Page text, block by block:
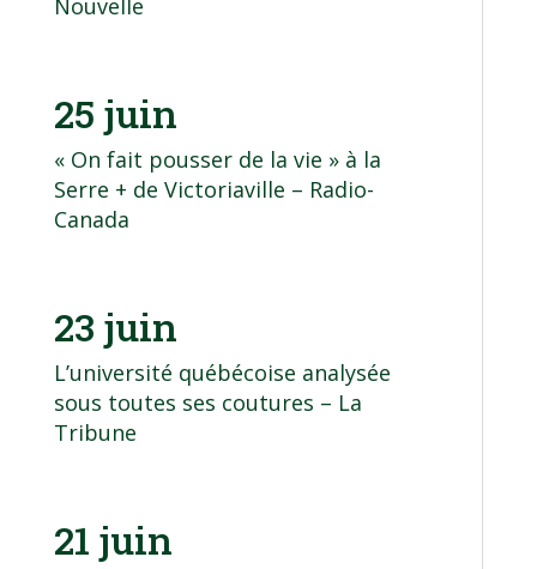
25 juin
« On fait pousser de la vie » à la
Serre + de Victoriaville – Radio-
Canada
23 juin
L’université québécoise analysée
sous toutes ses coutures – La
Tribune
21 juin